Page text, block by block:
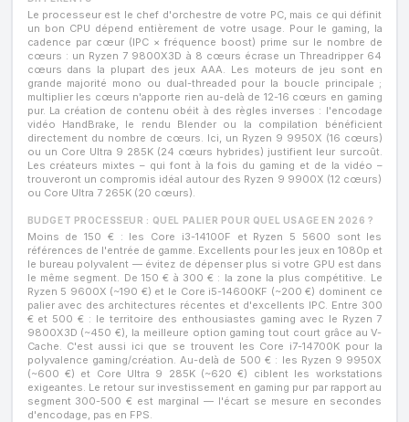
Le processeur est le chef d'orchestre de votre PC, mais ce qui définit
un bon CPU dépend entièrement de votre usage. Pour le gaming, la
cadence par cœur (IPC × fréquence boost) prime sur le nombre de
cœurs : un Ryzen 7 9800X3D à 8 cœurs écrase un Threadripper 64
cœurs dans la plupart des jeux AAA. Les moteurs de jeu sont en
grande majorité mono ou dual-threaded pour la boucle principale ;
multiplier les cœurs n'apporte rien au-delà de 12-16 cœurs en gaming
pur. La création de contenu obéit à des règles inverses : l'encodage
vidéo HandBrake, le rendu Blender ou la compilation bénéficient
directement du nombre de cœurs. Ici, un Ryzen 9 9950X (16 cœurs)
ou un Core Ultra 9 285K (24 cœurs hybrides) justifient leur surcoût.
Les créateurs mixtes – qui font à la fois du gaming et de la vidéo –
trouveront un compromis idéal autour des Ryzen 9 9900X (12 cœurs)
ou Core Ultra 7 265K (20 cœurs).
BUDGET PROCESSEUR : QUEL PALIER POUR QUEL USAGE EN 2026 ?
Moins de 150 € : les Core i3-14100F et Ryzen 5 5600 sont les
références de l'entrée de gamme. Excellents pour les jeux en 1080p et
le bureau polyvalent — évitez de dépenser plus si votre GPU est dans
le même segment. De 150 € à 300 € : la zone la plus compétitive. Le
Ryzen 5 9600X (~190 €) et le Core i5-14600KF (~200 €) dominent ce
palier avec des architectures récentes et d'excellents IPC. Entre 300
€ et 500 € : le territoire des enthousiastes gaming avec le Ryzen 7
9800X3D (~450 €), la meilleure option gaming tout court grâce au V-
Cache. C'est aussi ici que se trouvent les Core i7-14700K pour la
polyvalence gaming/création. Au-delà de 500 € : les Ryzen 9 9950X
(~600 €) et Core Ultra 9 285K (~620 €) ciblent les workstations
exigeantes. Le retour sur investissement en gaming pur par rapport au
segment 300-500 € est marginal — l'écart se mesure en secondes
d'encodage, pas en FPS.